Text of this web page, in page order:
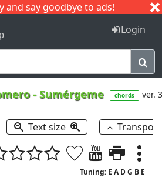
and say goodbye to ads!
I J
Login
-Sumérgeme chords ver. 3
Text size
Tuning: E A D G B E